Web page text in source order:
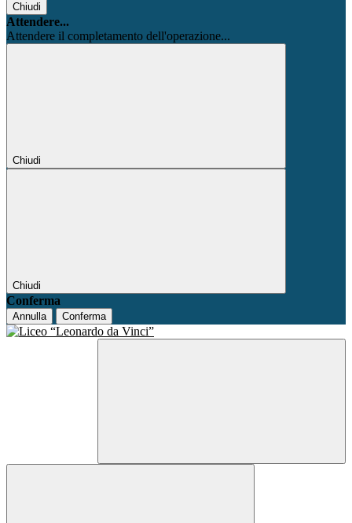
Chiudi
Attendere...
Attendere il completamento dell'operazione...
Chiudi
Chiudi
Conferma
Annulla Conferma